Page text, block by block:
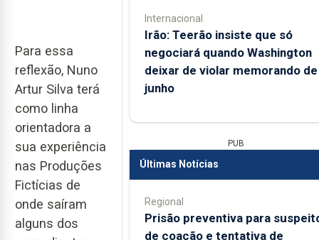
Para essa
reflexão, Nuno
Artur Silva terá
como linha
orientadora a
sua experiência
nas Produções
Fictícias de
onde saíram
alguns dos
Internacional
Irão: Teerão insiste que só
negociará quando Washington
deixar de violar memorando de
junho
PUB
Últimas Notícias
Regional
Prisão preventiva para
de coação e tentativa de